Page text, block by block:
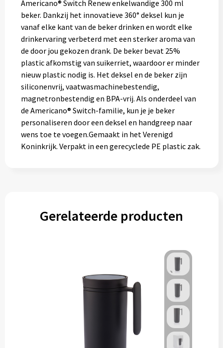
Americano® Switch Renew enkelwandige 300 ml
beker. Dankzij het innovatieve 360° deksel kun je
vanaf elke kant van de beker drinken en wordt elke
drinkervaring verbeterd met een sterker aroma van
de door jou gekozen drank. De beker bevat 25%
plastic afkomstig van suikerriet, waardoor er minder
nieuw plastic nodig is. Het deksel en de beker zijn
siliconenvrij, vaatwasmachinebestendig,
magnetronbestendig en BPA-vrij. Als onderdeel van
de Americano® Switch-familie, kun je je beker
personaliseren door een deksel en handgreep naar
wens toe te voegen.Gemaakt in het Verenigd
Koninkrijk. Verpakt in een gerecyclede PE plastic zak.
Gerelateerde producten